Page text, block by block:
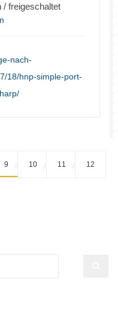
/ freigeschaltet
nach-
18/hnp-simple-port-
9 10 11 12